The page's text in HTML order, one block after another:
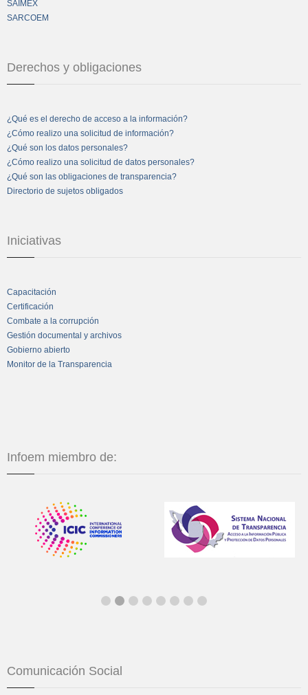
SAIMEX
SARCOEM
Derechos y obligaciones
¿Qué es el derecho de acceso a la información?
¿Cómo realizo una solicitud de información?
¿Qué son los datos personales?
¿Cómo realizo una solicitud de datos personales?
¿Qué son las obligaciones de transparencia?
Directorio de sujetos obligados
Iniciativas
Capacitación
Certificación
Combate a la corrupción
Gestión documental y archivos
Gobierno abierto
Monitor de la Transparencia
Infoem miembro de:
Comunicación Social